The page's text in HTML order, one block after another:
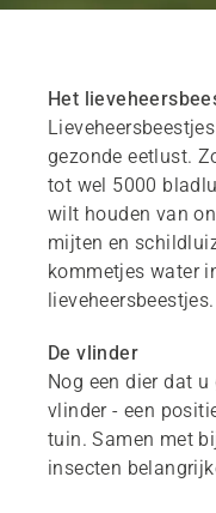
Het
gezonde eetlust.
tot wel 5000
wilt houden van
mijten en
kommetjes water
lieveheersbeestjes.
De vlinder
Nog een dier dat
vlinder - een
tuin. Samen met
insecten